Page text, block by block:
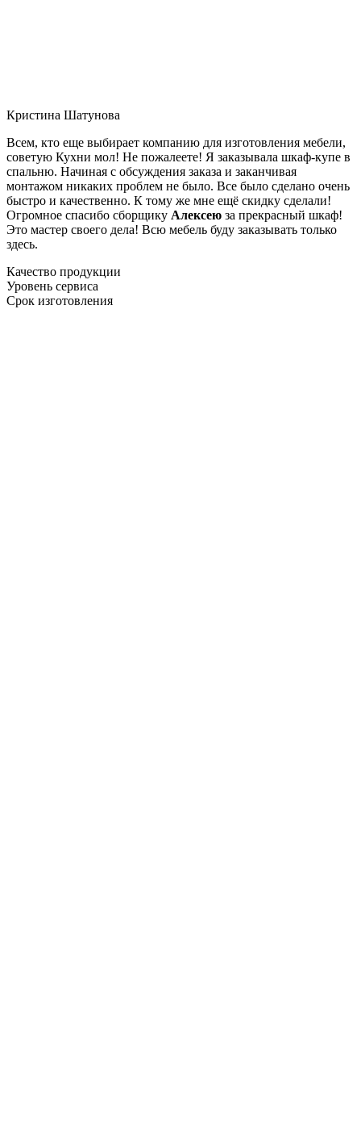
Кристина Шатунова
Всем, кто еще выбирает компанию для изготовления мебели,
советую Кухни мол! Не пожалеете! Я заказывала шкаф-купе в
спальню. Начиная с обсуждения заказа и заканчивая
монтажом никаких проблем не было. Все было сделано очень
быстро и качественно. К тому же мне ещё скидку сделали!
Огромное спасибо сборщику Алексею за прекрасный шкаф!
Это мастер своего дела! Всю мебель буду заказывать только
здесь.
Качество продукции
Уровень сервиса
Срок изготовления